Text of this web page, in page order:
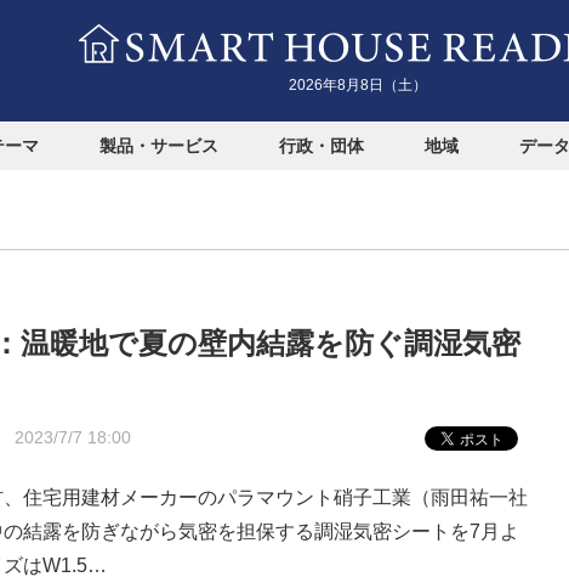
2026年8月8日（土）
ーマ 製品・サービス 行政・団体 地域 データ
温暖地で夏の壁内結露を防ぐ調湿気密
2023/7/7 18:00
住宅用建材メーカーのパラマウント硝子工業（雨田祐一社
結露を防ぎながら気密を担保する調湿気密シートを7月よ
ズはW1.5…